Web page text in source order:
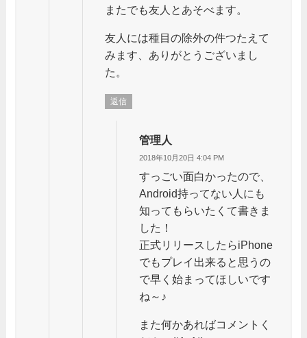
またでも友人とあそべます。
友人には種目の除外の件つたえて
みます、ありがとうございまし
た。
返信
管理人
2018年10月20日 4:04 PM
すっごい面白かったので、
Android持ってない人にも
知ってもらいたくて書きま
した！
正式リリースしたらiPhone
でもプレイ出来ると思うの
で早く始まってほしいです
ね～♪
また何かあればコメントく